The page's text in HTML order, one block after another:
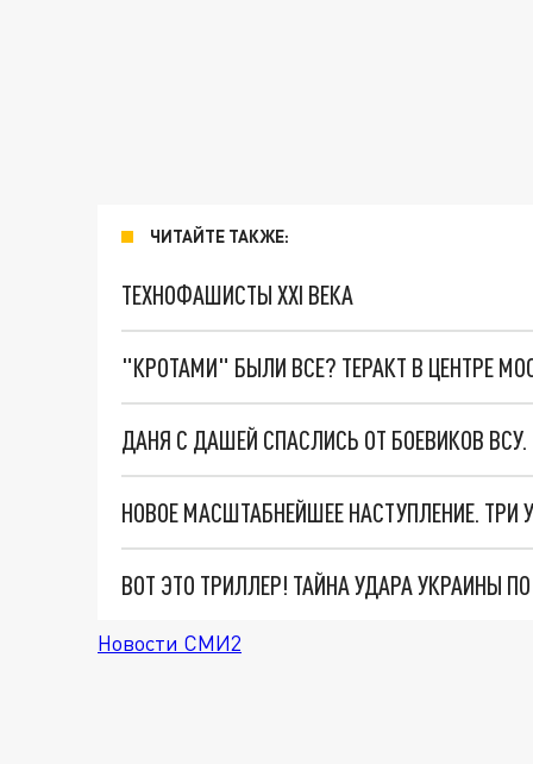
ЧИТАЙТЕ ТАКЖЕ:
ТЕХНОФАШИСТЫ XXI ВЕКА
"КРОТАМИ" БЫЛИ ВСЕ? ТЕРАКТ В ЦЕНТРЕ
ДАНЯ С ДАШЕЙ СПАСЛИСЬ ОТ БОЕВИКОВ
ВОТ ЭТО ТРИЛЛЕР! ТАЙНА УДАРА УКРАИНЫ
Новости СМИ2